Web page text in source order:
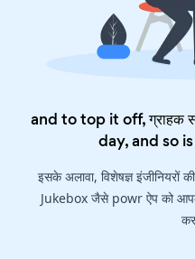
and to top it off, ग्राहक
day, and so
इसके अलावा, विशेषज्ञ
Jukebox जैसे powr ऐप को